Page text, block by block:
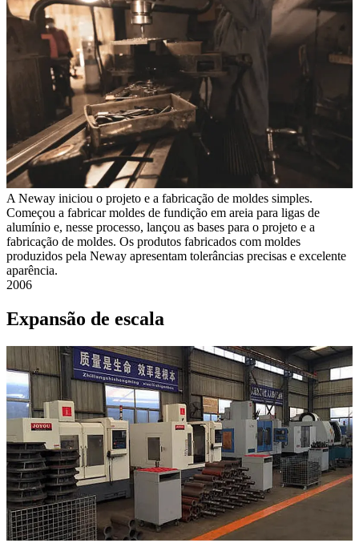
A Neway iniciou o projeto e a fabricação de moldes simples.
Começou a fabricar moldes de fundição em areia para ligas de
alumínio e, nesse processo, lançou as bases para o projeto e a
fabricação de moldes. Os produtos fabricados com moldes
produzidos pela Neway apresentam tolerâncias precisas e excelente
aparência.
2006
Expansão de escala